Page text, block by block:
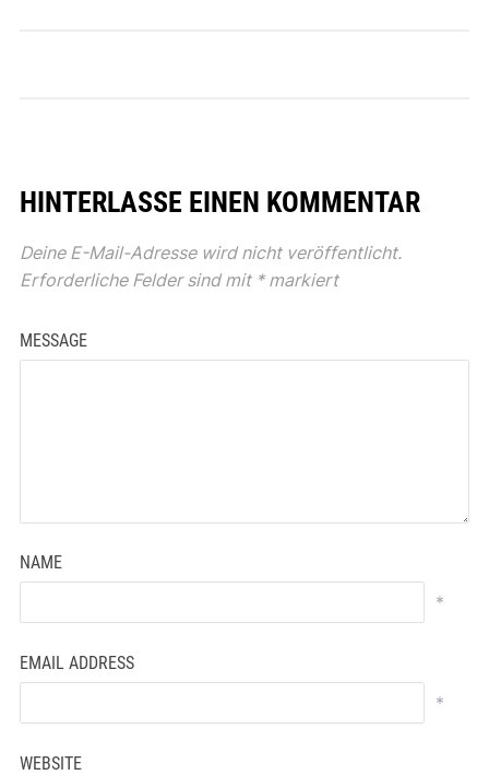
HINTERLASSE EINEN KOMMENTAR
Deine E-Mail-Adresse wird nicht veröffentlicht.
Erforderliche Felder sind mit *markiert
MESSAGE
NAME
*
EMAIL ADDRESS
*
WEBSITE